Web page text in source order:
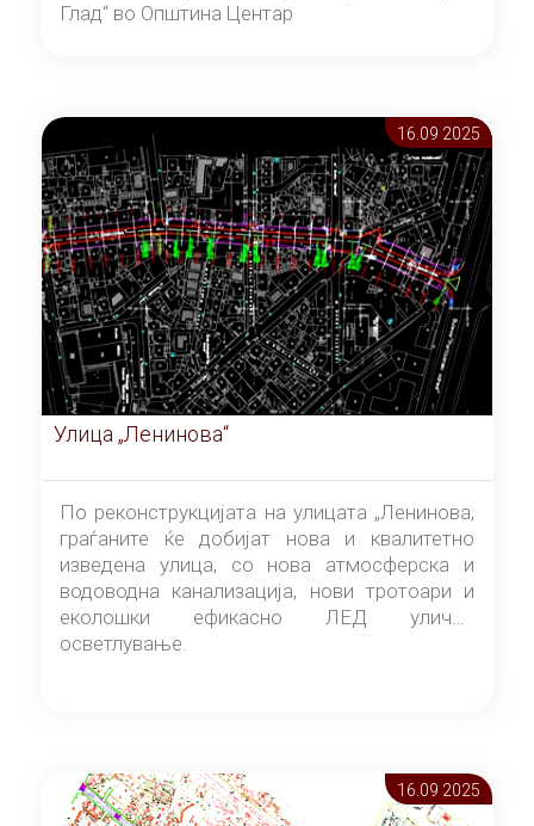
Глад“ во Општина Центар
16.09 2025
Улица „Ленинова“
По реконструкцијата на улицата „Ленинова,
граѓаните ќе добијат нова и квалитетно
изведена улица, со нова атмосферска и
водоводна канализација, нови тротоари и
еколошки ефикасно ЛЕД улично
осветлување.
16.09 2025